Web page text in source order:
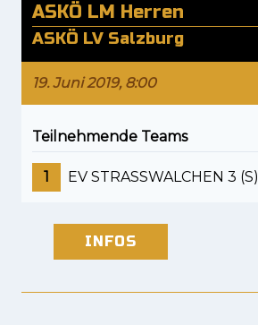
ASKÖ LM Herren
ASKÖ LV Salzburg
19. Juni 2019, 8:00
Teilnehmende Teams
1 EV STRASSWALCHEN 3 (S)
INFOS